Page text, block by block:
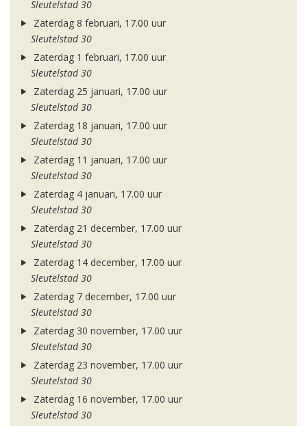
Sleutelstad 30
Zaterdag 8 februari, 17.00 uur
Sleutelstad 30
Zaterdag 1 februari, 17.00 uur
Sleutelstad 30
Zaterdag 25 januari, 17.00 uur
Sleutelstad 30
Zaterdag 18 januari, 17.00 uur
Sleutelstad 30
Zaterdag 11 januari, 17.00 uur
Sleutelstad 30
Zaterdag 4 januari, 17.00 uur
Sleutelstad 30
Zaterdag 21 december, 17.00 uur
Sleutelstad 30
Zaterdag 14 december, 17.00 uur
Sleutelstad 30
Zaterdag 7 december, 17.00 uur
Sleutelstad 30
Zaterdag 30 november, 17.00 uur
Sleutelstad 30
Zaterdag 23 november, 17.00 uur
Sleutelstad 30
Zaterdag 16 november, 17.00 uur
Sleutelstad 30